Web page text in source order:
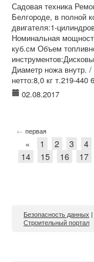
Садовая техника
Белгороде, в полной
двигателя:1-
Номинальная
куб.см Объем
Диаметр ножа внутр.
нетто:8,0 кг т.219-440
02.08.2017
← первая
« 1 2 3 4
14
15 16 17
Безопасность данных |
Строительный портал